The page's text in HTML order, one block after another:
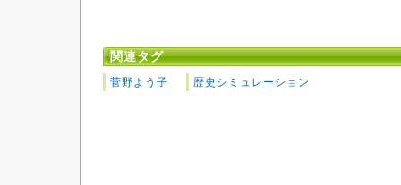
関連タグ
菅野よう子 歴史シミュレーション